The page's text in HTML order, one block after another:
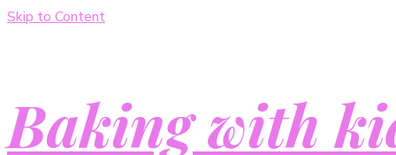
Skip to Content
Baking with